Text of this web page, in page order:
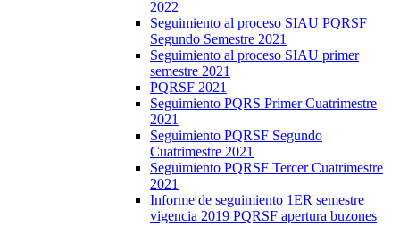
2022
Seguimiento al proceso SIAU PQRSF
Segundo Semestre 2021
Seguimiento al proceso SIAU primer
semestre 2021
PQRSF 2021
Seguimiento PQRS Primer Cuatrimestre
2021
Seguimiento PQRSF Segundo
Cuatrimestre 2021
Seguimiento PQRSF Tercer Cuatrimestre
2021
Informe de seguimiento 1ER semestre
vigencia 2019 PQRSF apertura buzones